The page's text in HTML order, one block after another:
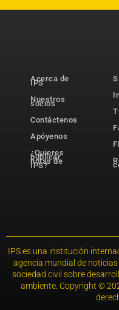
Acerca de
IPS
Nuestros
socios
Contáctenos
Apóyenos
¿Quieres
publicar
notas de
IPS?
IPS es una institución
agencia mundial de
sociedad civil sobre
ambiente. Copyright ©